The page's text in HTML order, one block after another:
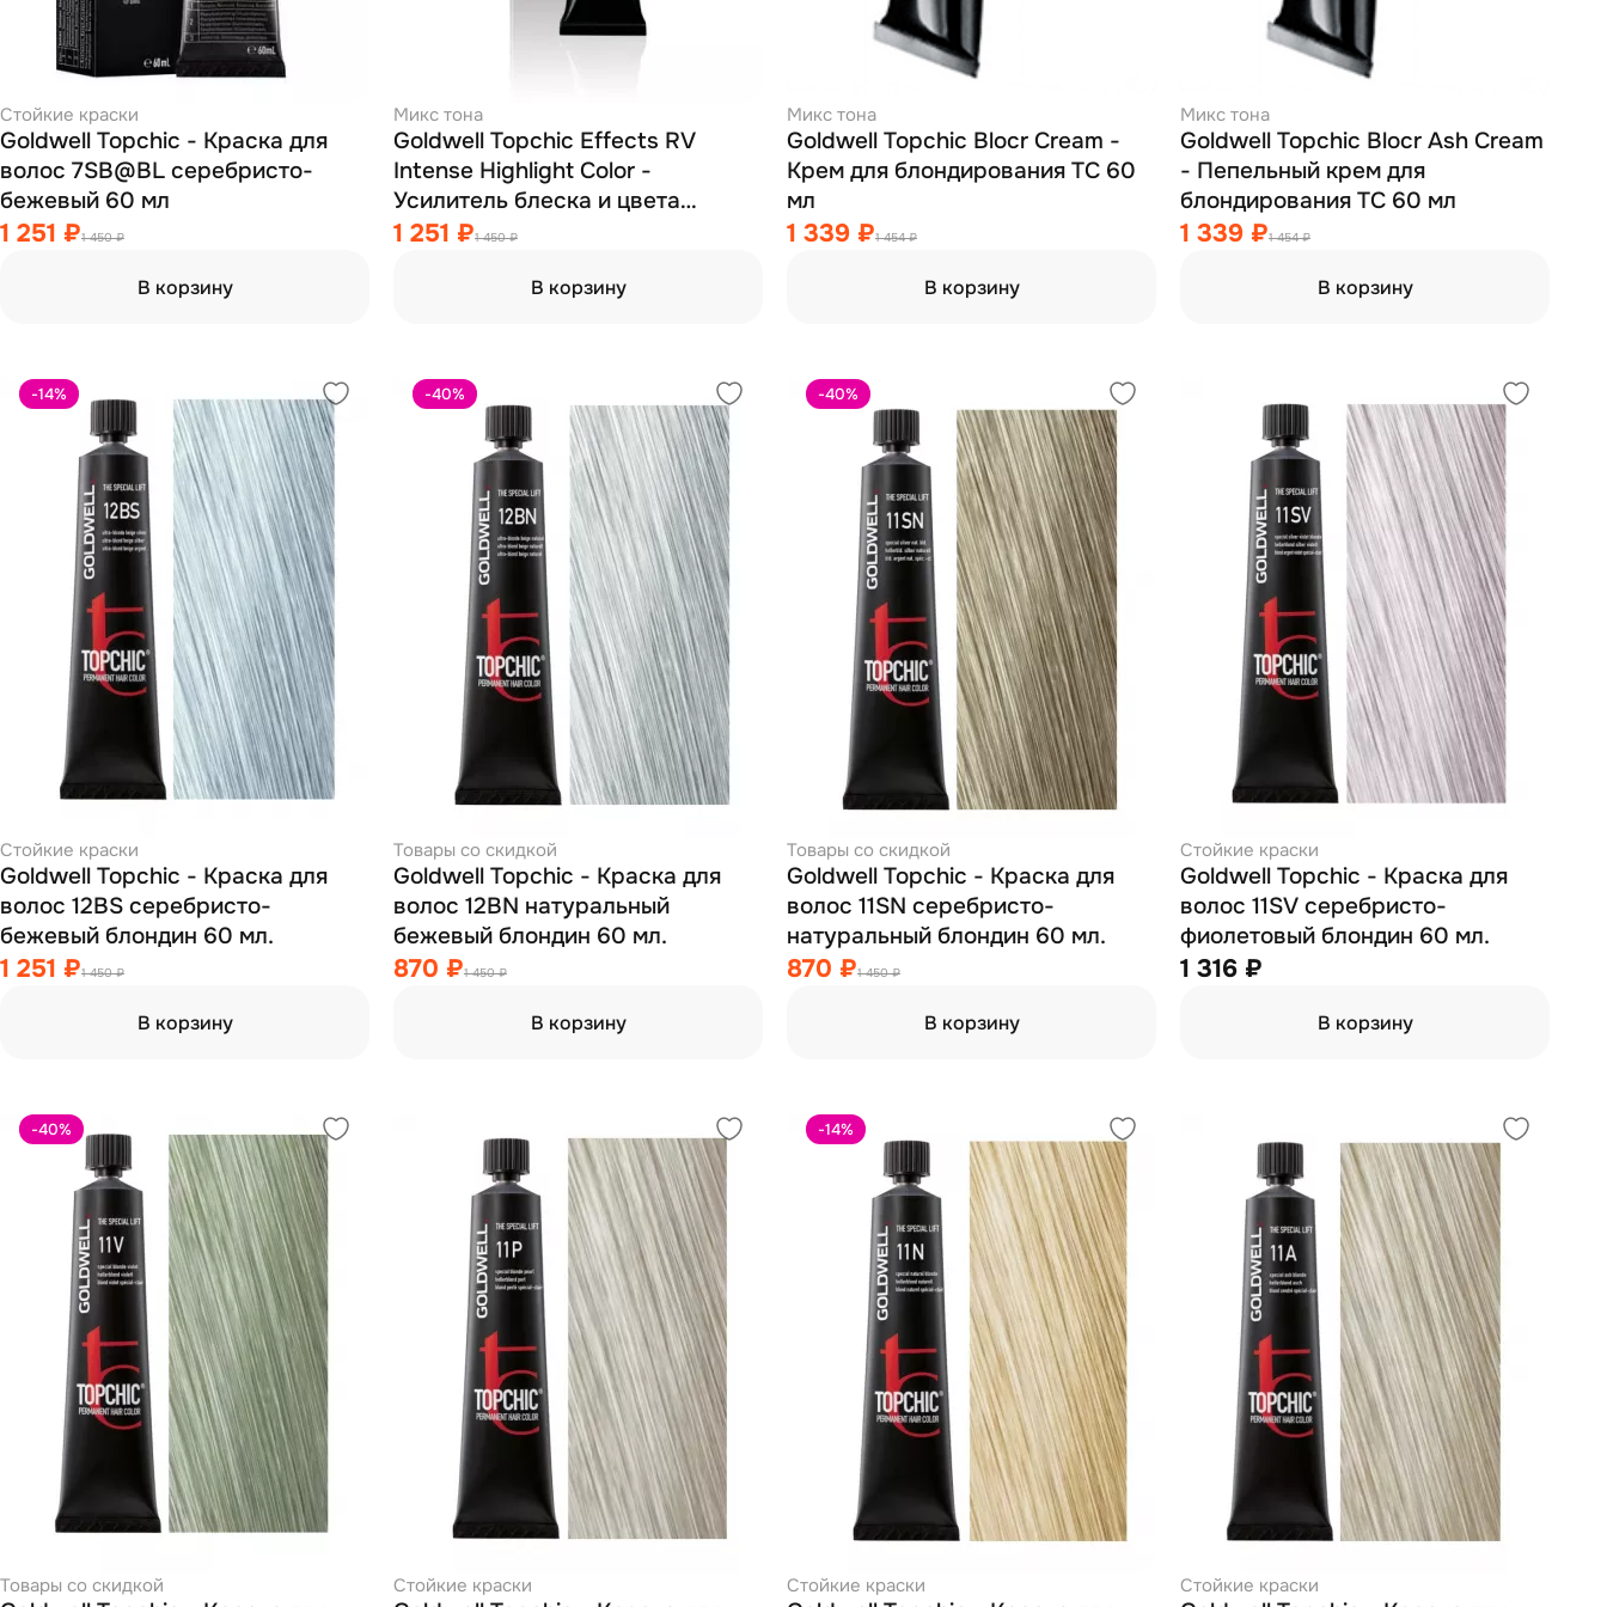
Стойкие краски
Goldwell Topchic - Краска для
волос 7SB@BL серебристо-
бежевый 60 мл
1 251 ₽1 450 ₽
В корзину
Микс тона
Goldwell Topchic Effects RV
Intense Highlight Color -
Усилитель блеска и цвета
красно-фиолетовый 60 мл
1 251 ₽1 450 ₽
В корзину
Микс тона
Goldwell Topchic Blocr Cream -
Крем для блондирования TC 60
мл
1 339 ₽1 454 ₽
В корзину
Микс тона
Goldwell Topchic Blocr Ash Cream
- Пепельный крем для
блондирования TC 60 мл
1 339 ₽1 454 ₽
В корзину
-14%
Стойкие краски
Goldwell Topchic - Краска для
волос 12BS серебристо-
бежевый блондин 60 мл.
1 251 ₽1 450 ₽
В корзину
-40%
Товары со скидкой
Goldwell Topchic - Краска для
волос 12BN натуральный
бежевый блондин 60 мл.
870 ₽1 450 ₽
В корзину
-40%
Товары со скидкой
Goldwell Topchic - Краска для
волос 11SN серебристо-
натуральный блондин 60 мл.
870 ₽1 450 ₽
В корзину
Стойкие краски
Goldwell Topchic - Краска для
волос 11SV серебристо-
фиолетовый блондин 60 мл.
1 316 ₽
В корзину
-40%
Товары со скидкой Стойкие краски
-14%
Стойкие краски Стойкие краски